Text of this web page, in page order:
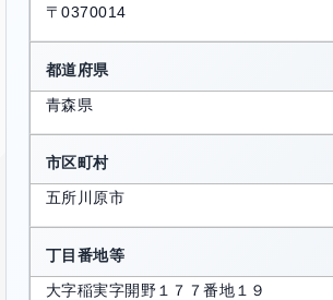
〒0370014
都道府県
青森県
市区町村
五所川原市
丁目番地等
大字稲実字開野１７７番地１９